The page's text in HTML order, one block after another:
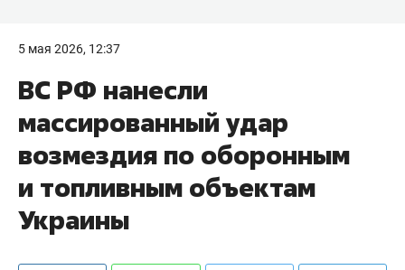
5 мая 2026, 12:37
ВС РФ нанесли
массированный удар
возмездия по оборонным
и топливным объектам
Украины